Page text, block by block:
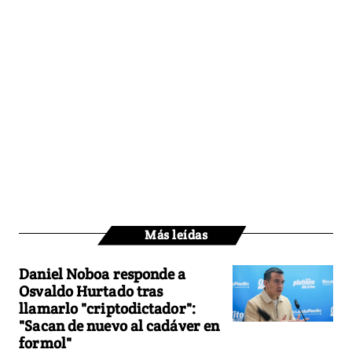
Más leídas
Daniel Noboa responde a
Osvaldo Hurtado tras
llamarlo "criptodictador":
"Sacan de nuevo al cadáver en
formol"